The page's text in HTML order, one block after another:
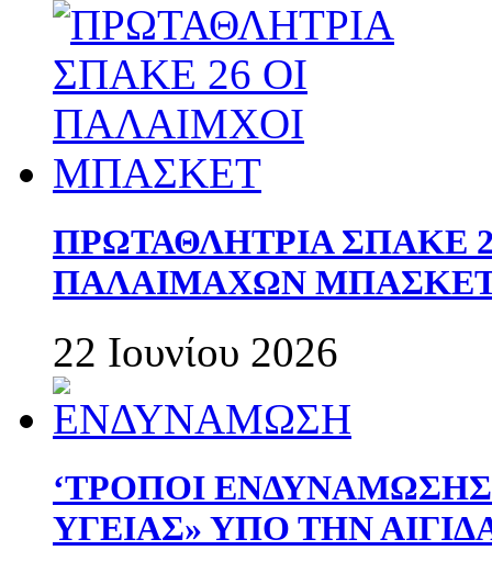
ΠΡΩΤΑΘΛΗΤΡΙΑ ΣΠΑΚΕ
ΠΑΛΑΙΜΑΧΩΝ
22 Ιουνίου 2026
‘ΤΡΟΠΟΙ
ΥΓΕΙΑΣ» ΥΠΟ ΤΗΝ